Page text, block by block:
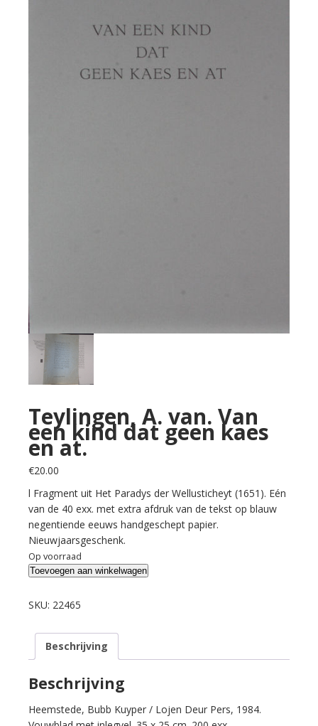
Teylingen, A. van. Van
een kind dat geen kaes
en at.
€20.00
l Fragment uit Het Paradys der Wellusticheyt (1651). Eén
van de 40 exx. met extra afdruk van de tekst op blauw
negentiende eeuws handgeschept papier.
Nieuwjaarsgeschenk.
Op voorraad
Teylingen,
van.
een
dat
geen
en
Toevoegen aan winkelwagen
SKU: 22465
Beschrijving
Beschrijving
Heemstede, Bubb Kuyper / Lojen Deur Pers, 1984.